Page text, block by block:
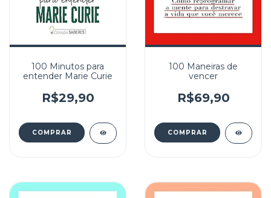
100 Minutos para
entender Marie Curie
R$29,90
100 Maneiras de
vencer
R$69,90